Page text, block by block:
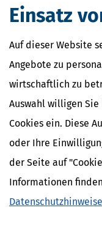
Einsatz
Auf dieser Website
Angebote zu
wirtschaftlich zu
Auswahl willigen
Cookies ein. Diese
oder Ihre
der Seite auf
Informationen
(RKW)
65760 Eschborn
Fax: 06196/495–4101
www.rkw.de
Wiederaufbau(KfW)
Palmengartenstraße 5–9
Tel.: 069/7431–0
Fax: 069/7431–2944
Bundesverband
Unternehmensberater
(BDU)